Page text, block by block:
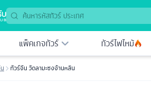
แพ็คเกจทัวร์ ทัวร์ไฟไหม้
ทัวร์จีน วัดลามะซงจ้านหลิน